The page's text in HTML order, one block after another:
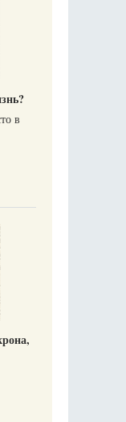
в